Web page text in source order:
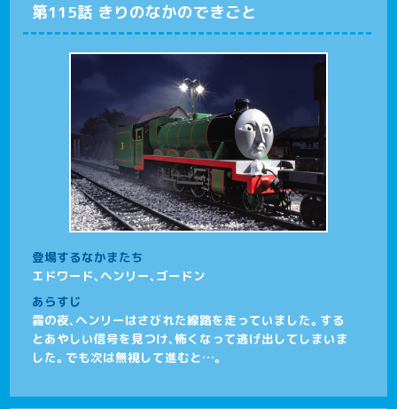
第115話 きりのなかのできごと
登場するなかまたち
エドワード、ヘンリー、ゴードン
あらすじ
霧の夜、ヘンリーはさびれた線路を走っていました。する
とあやしい信号を見つけ、怖くなって逃げ出してしまいま
した。でも次は無視して進むと…。